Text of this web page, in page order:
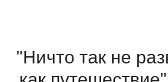
"Ничто так не